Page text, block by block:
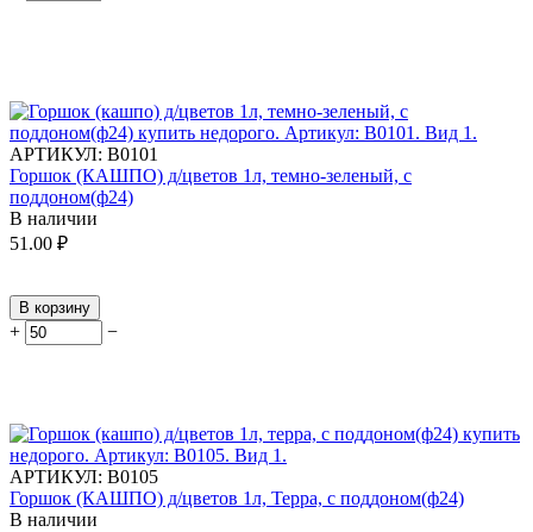
АРТИКУЛ: В0101
Горшок (КАШПО) д/цветов 1л, темно-зеленый, с
поддоном(ф24)
В наличии
51.00 ₽
В корзину
+ −
АРТИКУЛ: В0105
Горшок (КАШПО) д/цветов 1л, Терра, с поддоном(ф24)
В наличии